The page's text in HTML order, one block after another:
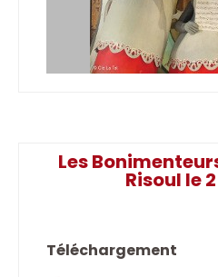
Les
Risoul le
Téléchargement